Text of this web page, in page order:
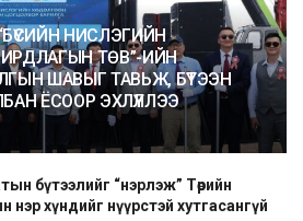
НИСЛЭГИЙН
ТӨВ”-ИЙН
ШАВЫГ ТАВЬЖ, БҮТЭЭН
ЁСООР ЭХЛҮҮЛЛЭЭ
бүтээлийг “нэрлэж” Төрийн
нэр хүндийг нүүрстэй хутгасангүй